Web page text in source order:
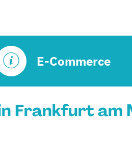
E-Commerce
Frankfurt am